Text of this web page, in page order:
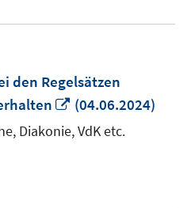
den Regelsätzen
In
neuem
Fenster
(04.06.2024)
Diakonie, VdK etc.